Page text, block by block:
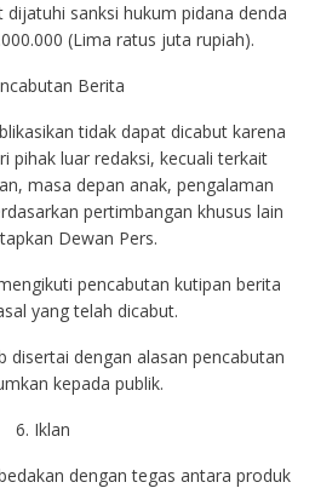
sanksi hukum pidana denda
(Lima ratus juta rupiah).
Berita
tidak dapat dicabut karena
pihak luar redaksi, kecuali terkait
masa depan anak, pengalaman
pertimbangan khusus lain
Dewan Pers.
pencabutan kutipan berita
yang telah dicabut.
disertai dengan alasan pencabutan
kepada publik.
6. Iklan
dengan tegas antara produk